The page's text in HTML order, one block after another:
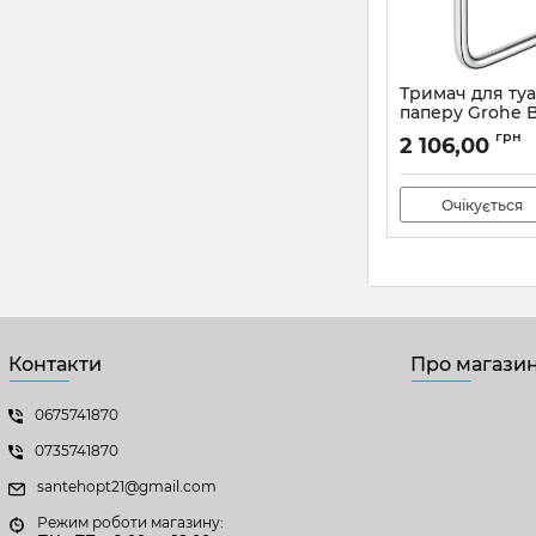
Тримач для
паперу Grohe
Cosmopolitan
(40457001)
Артикул: 40457001
2 106,00 грн
Очікується
Контакти
0675741870
0735741870
santehopt21@gmail.com
Режим роботи магазину:
Про